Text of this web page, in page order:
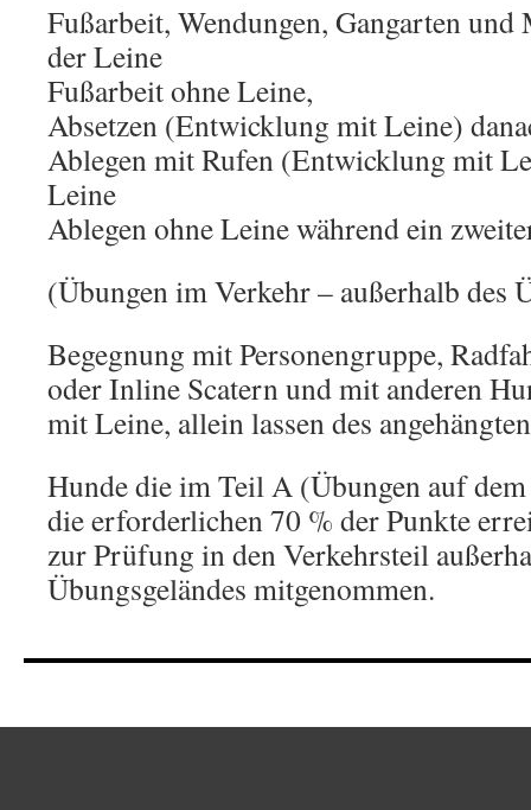
Fußarbeit, Wendungen, Gangarten und
der Leine
Fußarbeit ohne Leine,
Absetzen (Entwicklung mit Leine)
Ablegen mit Rufen (Entwicklung mit
Leine
Ablegen ohne Leine während ein
(Übungen im Verkehr – außerhalb des
Begegnung mit Personengruppe,
oder Inline Scatern und mit anderen
mit Leine, allein lassen des
Hunde die im Teil A (Übungen auf
die erforderlichen 70 % der Punkte
zur Prüfung in den Verkehrsteil
Übungsgeländes mitgenommen.